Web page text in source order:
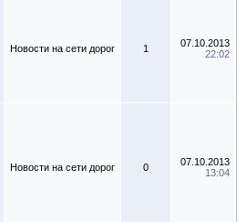
Новости на сети дорог 1
07.10.2013
22:02
Новости на сети дорог 0
07.10.2013
13:04